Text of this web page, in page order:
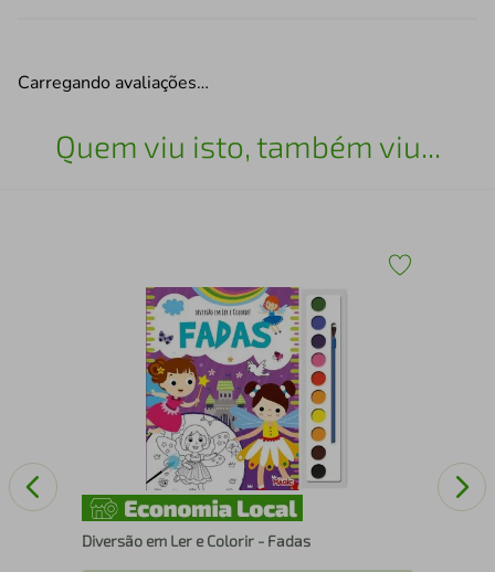
Carregando avaliações…
Quem viu isto, também viu...
Diversão em Ler e Colorir - Fadas